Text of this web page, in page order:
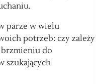
parze w wielu
potrzeb: czy zależy
brzmieniu do
szukających